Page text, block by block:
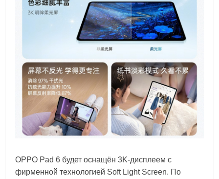
OPPO Pad 6 будет оснащён 3K-дисплеем с
фирменной технологией Soft Light Screen. По